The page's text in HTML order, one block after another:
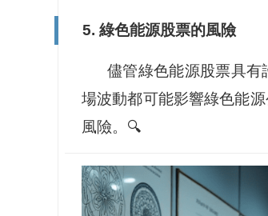
5. 綠色能源股票的風險
儘管綠色能源股票具
場波動都可能影響綠色能
風險。🔍